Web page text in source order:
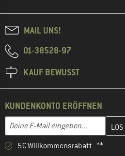
MAIL UNS!
01-38528-97
KAUF BEWUSST
KUNDENKONTO ERÖFFNEN
E-Mail-Adresse
Gib hier deine E-Mail-Adresse ein
5€ Willkommensrabatt **